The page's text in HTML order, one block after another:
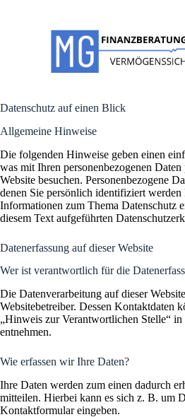
Datenschutz auf einen Blick
Allgemeine Hinweise
Die folgenden Hinweise geben einen
was mit Ihren personenbezogenen Daten
Website besuchen. Personenbezogene
denen Sie persönlich identifiziert
Informationen zum Thema Datenschutz
diesem Text aufgeführten
Datenerfassung auf dieser Website
Wer ist verantwortlich für die
Die Datenverarbeitung auf dieser
Websitebetreiber. Dessen Kontaktdaten
„Hinweis zur Verantwortlichen Stelle“
entnehmen.
Wie erfassen wir Ihre Daten?
Ihre Daten werden zum einen dadurch
mitteilen. Hierbei kann es sich z. B. um
Kontaktformular eingeben.